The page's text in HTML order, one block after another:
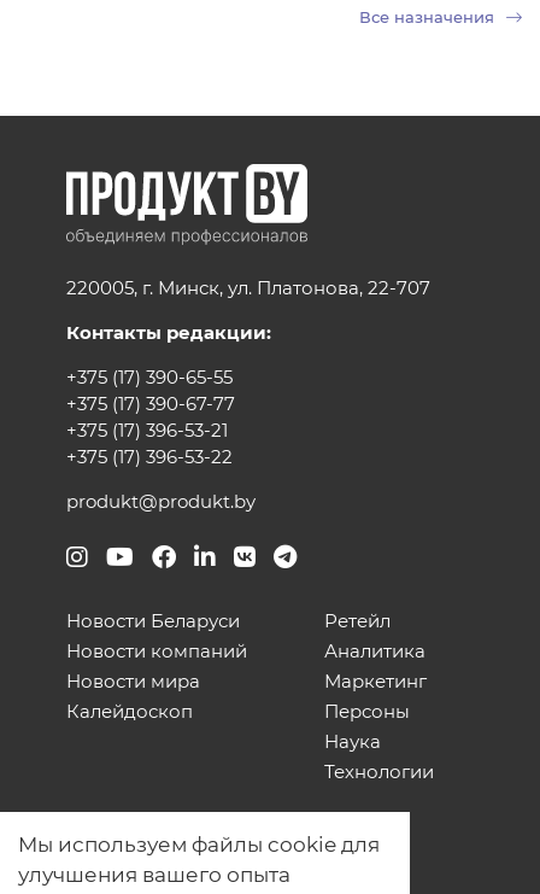
Все назначения
220005, г. Минск, ул. Платонова, 22-707
Контакты редакции:
+375 (17) 390-65-55
+375 (17) 390-67-77
+375 (17) 396-53-21
+375 (17) 396-53-22
produkt@produkt.by
Новости Беларуси
Новости компаний
Новости мира
Калейдоскоп
Ретейл
Аналитика
Маркетинг
Персоны
Наука
Технологии
О нас
Наши проекты
Мы используем файлы cookie для
улучшения вашего опыта